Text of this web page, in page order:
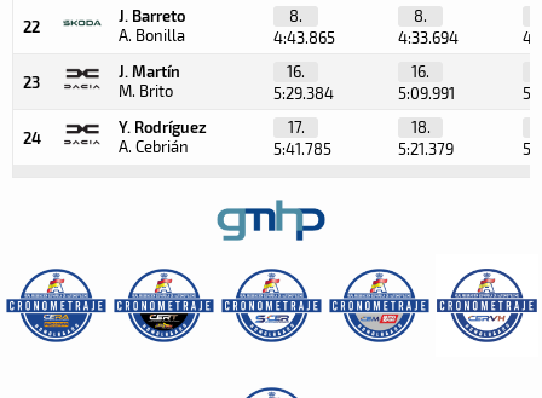
22
J. Barreto
A. Bonilla
8.
4:43.865
8.
4:33.694
23
J. Martín
M. Brito
16.
5:29.384
16.
5:09.991
24
Y. Rodríguez
A. Cebrián
17.
5:41.785
18.
5:21.379